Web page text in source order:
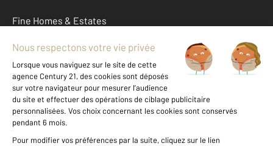
Fine Homes & Estates
À propos
International
Nous contacter